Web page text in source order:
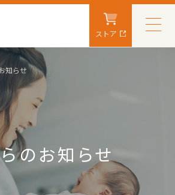
ストア
知らせ
のお知らせ